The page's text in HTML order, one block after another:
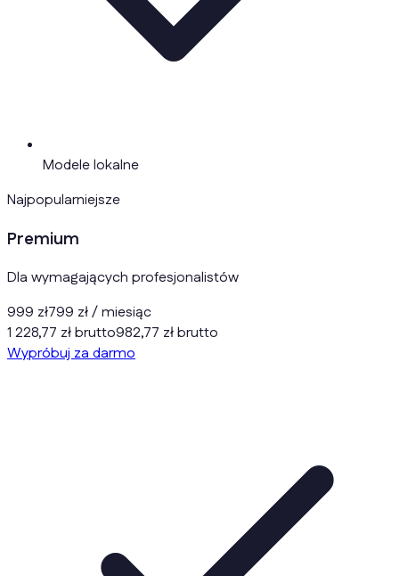
Modele lokalne
Najpopularniejsze
Premium
Dla wymagających profesjonalistów
999 zł799 zł/ miesiąc
1 228,77 zł brutto982,77 zł brutto
Wypróbuj za darmo